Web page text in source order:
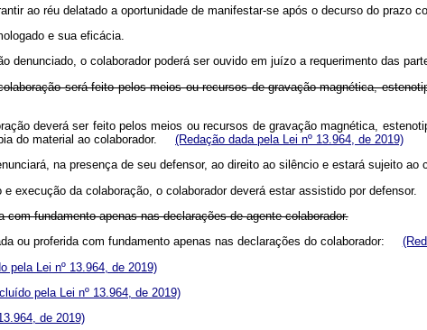
ao réu delatado a oportunidade de manifestar-se após o decurso do prazo
e sua eficácia.
denunciado, o colaborador poderá ser ouvido em juízo a requerimento das
será feito pelos meios ou recursos de gravação magnética,
deverá ser feito pelos meios ou recursos de gravação magnética,
do material ao colaborador. (Redação dada pela Lei nº 13.964, de 2019)
na presença de seu defensor, ao direito ao silêncio e estará sujeito
execução da colaboração, o colaborador deverá estar assistido por defensor.
fundamento apenas nas declarações de agente colaborador.
ou proferida com fundamento apenas nas declarações do colaborador:
pela Lei nº 13.964, de 2019)
pela Lei nº 13.964, de 2019)
de 2019)